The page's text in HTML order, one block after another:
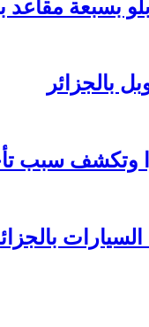
بسبعة مقاعد
بالجزائر
وتكشف سبب